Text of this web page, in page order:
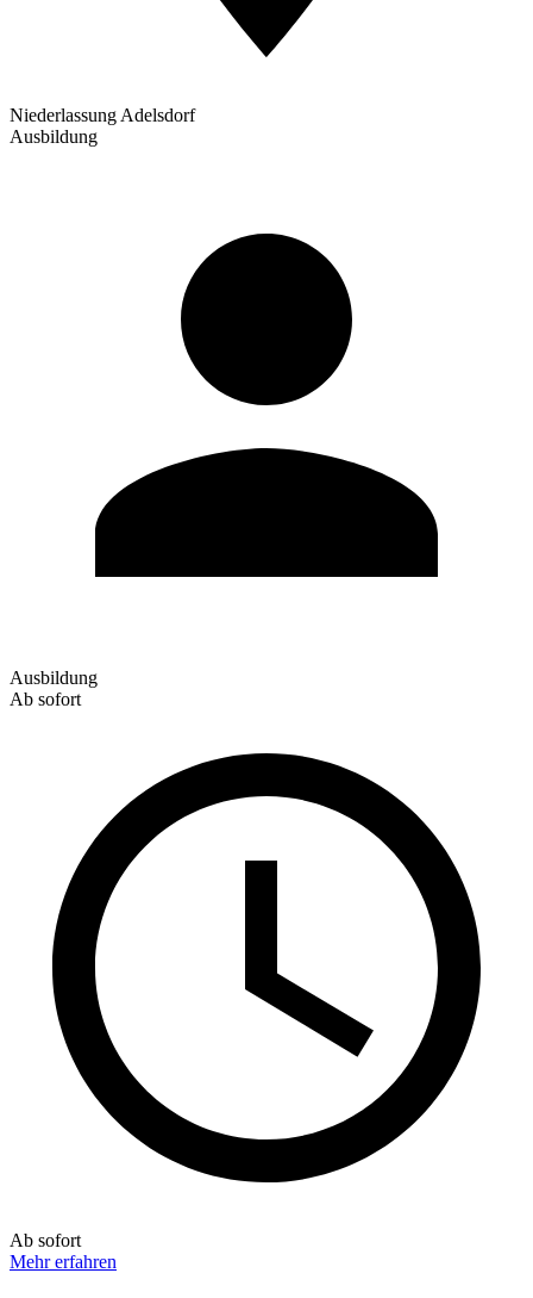
Niederlassung Adelsdorf
Ausbildung
Ausbildung
Ab sofort
Ab sofort
Mehr erfahren